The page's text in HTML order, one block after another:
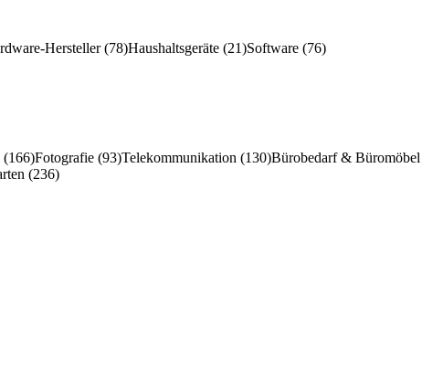
Hersteller (78)Haushaltsgeräte (21)Software (76)
(166)Fotografie (93)Telekommunikation (130)Bürobedarf &
(236)